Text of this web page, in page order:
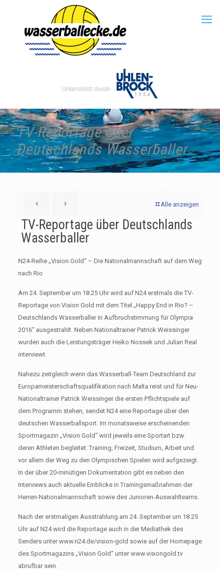
TV-Reportage über
Deutschlands Wasserballer
Alle anzeigen
TV-Reportage über Deutschlands
Wasserballer
N24-Reihe „Vision Gold“ – Die Nationalmannschaft auf dem Weg
nach Rio
Am 24. September um 18.25 Uhr wird auf N24 erstmals die TV-
Reportage von Vision Gold mit dem Titel „Happy End in Rio? –
Deutschlands Wasserballer in Aufbruchstimmung für Olympia
2016“ ausgestrahlt. Neben Nationaltrainer Patrick Weissinger
wurden auch die Leistungsträger Heiko Nossek und Julian Real
interviewt.
Nahezu zeitgleich wenn das Wasserball-Team Deutschland zur
Europameisterschaftsqualifikation nach Malta reist und für Neu-
Nationaltrainer Patrick Weissinger die ersten Pflichtspiele auf
dem Programm stehen, sendet N24 eine Reportage über den
deutschen Wasserballsport. Im monatsweise erscheinenden
Sportmagazin „Vision Gold“ wird jeweils eine Sportart bzw.
deren Athleten begleitet: Training, Freizeit, Studium, Arbeit und
vor allem der Weg zu den Olympischen Spielen wird aufgezeigt.
In der über 20-minütigen Dokumentation gibt es neben den
Interviews auch aktuelle Einblicke in Trainingsmaßnahmen der
Herren-Nationalmannschaft sowie des Junioren-Auswahlteams.
Nach der erstmaligen Ausstrahlung am 24. September um 18.25
Uhr auf N24 wird die Reportage auch in der Mediathek des
Senders unter www.n24.de/vision-gold sowie auf der Homepage
des Sportmagazins „Vision Gold“ unter www.visiongold.tv
abrufbar sein.